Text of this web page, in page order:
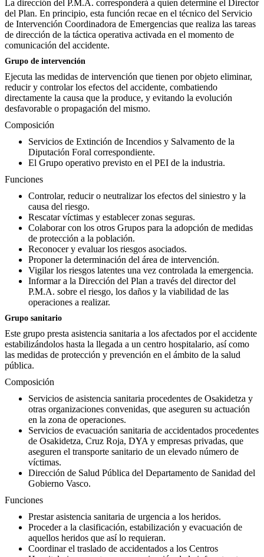
La dirección del P.M.A. corresponderá a quien determine el Director
del Plan. En principio, esta función recae en el técnico del Servicio
de Intervención Coordinadora de Emergencias que realiza las tareas
de dirección de la táctica operativa activada en el momento de
comunicación del accidente.
Grupo de intervención
Ejecuta las medidas de intervención que tienen por objeto eliminar,
reducir y controlar los efectos del accidente, combatiendo
directamente la causa que la produce, y evitando la evolución
desfavorable o propagación del mismo.
Composición
Servicios de Extinción de Incendios y Salvamento de la
Diputación Foral correspondiente.
El Grupo operativo previsto en el PEI de la industria.
Funciones
Controlar, reducir o neutralizar los efectos del siniestro y la
causa del riesgo.
Rescatar víctimas y establecer zonas seguras.
Colaborar con los otros Grupos para la adopción de medidas
de protección a la población.
Reconocer y evaluar los riesgos asociados.
Proponer la determinación del área de intervención.
Vigilar los riesgos latentes una vez controlada la emergencia.
Informar a la Dirección del Plan a través del director del
P.M.A. sobre el riesgo, los daños y la viabilidad de las
operaciones a realizar.
Grupo sanitario
Este grupo presta asistencia sanitaria a los afectados por el accidente
estabilizándolos hasta la llegada a un centro hospitalario, así como
las medidas de protección y prevención en el ámbito de la salud
pública.
Composición
Servicios de asistencia sanitaria procedentes de Osakidetza y
otras organizaciones convenidas, que aseguren su actuación
en la zona de operaciones.
Servicios de evacuación sanitaria de accidentados procedentes
de Osakidetza, Cruz Roja, DYA y empresas privadas, que
aseguren el transporte sanitario de un elevado número de
víctimas.
Dirección de Salud Pública del Departamento de Sanidad del
Gobierno Vasco.
Funciones
Prestar asistencia sanitaria de urgencia a los heridos.
Proceder a la clasificación, estabilización y evacuación de
aquellos heridos que así lo requieran.
Coordinar el traslado de accidentados a los Centros